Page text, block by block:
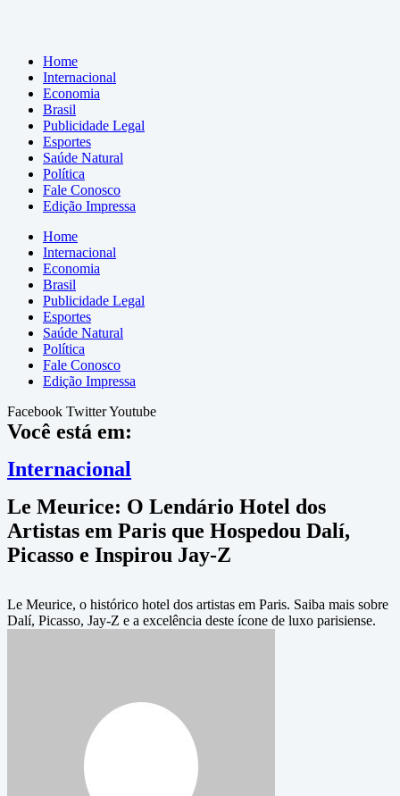
Home
Internacional
Economia
Brasil
Publicidade Legal
Esportes
Saúde Natural
Política
Fale Conosco
Edição Impressa
Home
Internacional
Economia
Brasil
Publicidade Legal
Esportes
Saúde Natural
Política
Fale Conosco
Edição Impressa
Facebook TwitterYoutube
Você está em:
Internacional
Le Meurice: O Lendário Hotel dos
Artistas em Paris que Hospedou Dalí,
Picasso e Inspirou Jay-Z
Le Meurice, o histórico hotel dos artistas em Paris. Saiba mais sobre
Dalí, Picasso, Jay-Z e a excelência deste ícone de luxo parisiense.